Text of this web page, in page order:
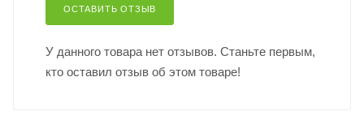
ОСТАВИТЬ ОТЗЫВ
У данного товара нет отзывов. Станьте первым,
кто оставил отзыв об этом товаре!